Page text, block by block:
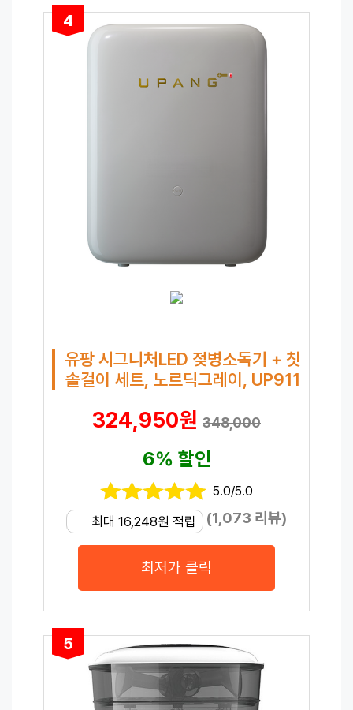
4
유팡 시그니처LED 젖병소독기 + 칫
솔걸이 세트, 노르딕그레이, UP911
324,950원 348,000
6% 할인
5.0/5.0
최대 16,248원 적립 (1,073 리뷰)
최저가 클릭
5